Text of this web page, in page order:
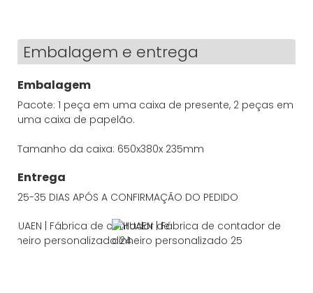
Embalagem e entrega
Embalagem
Pacote: 1 peça em uma caixa de presente, 2 peças em
uma caixa de papelão.
Tamanho da caixa: 650x380x 235mm
Entrega
25-35 DIAS APÓS A CONFIRMAÇÃO DO PEDIDO